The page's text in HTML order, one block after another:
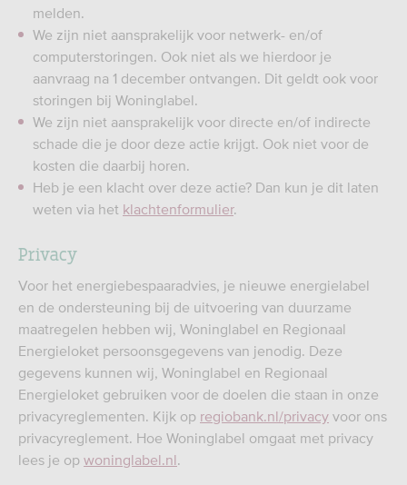
melden.
We zijn niet aansprakelijk voor netwerk- en/of
computerstoringen. Ook niet als we hierdoor je
aanvraag na 1 december ontvangen. Dit geldt ook voor
storingen bij Woninglabel.
We zijn niet aansprakelijk voor directe en/of indirecte
schade die je door deze actie krijgt. Ook niet voor de
kosten die daarbij horen.
Heb je een klacht over deze actie? Dan kun je dit laten
weten via het klachtenformulier.
Privacy
Voor het energiebespaaradvies, je nieuwe energielabel
en de ondersteuning bij de uitvoering van duurzame
maatregelen hebben wij, Woninglabel en Regionaal
Energieloket persoonsgegevens van je​nodig. Deze
gegevens kunnen wij, Woninglabel en Regionaal
Energieloket gebruiken voor de doelen die staan in onze​
privacyreglementen. Kijk op regiobank.nl/privacy voor ons
privacyreglement. Hoe Woninglabel omgaat met privacy
lees je op woninglabel.nl.